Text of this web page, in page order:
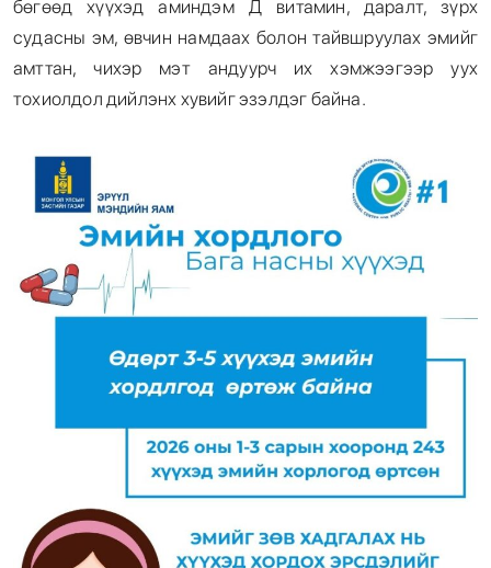
бөгөөд хүүхэд аминдэм Д витамин, даралт, зүрх
судасны эм, өвчин намдаах болон тайвшруулах эмийг
амттан, чихэр мэт андуурч их хэмжээгээр уух
тохиолдол дийлэнх хувийг эзэлдэг байна.